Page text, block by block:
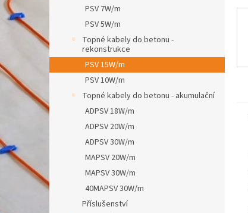
PSV 7W/m
PSV 5W/m
Topné kabely do betonu -
rekonstrukce
PSV 15W/m
PSV 10W/m
Topné kabely do betonu - akumulační
ADPSV 18W/m
ADPSV 20W/m
ADPSV 30W/m
MAPSV 20W/m
MAPSV 30W/m
40MAPSV 30W/m
Příslušenství